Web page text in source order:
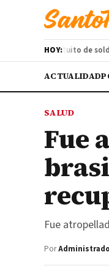
HOY:
a curso gratuito de
ACTUALIDAD
SALUD
Fue
Fue
Por